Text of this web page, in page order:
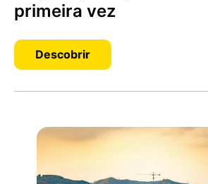
primeira vez
Descobrir